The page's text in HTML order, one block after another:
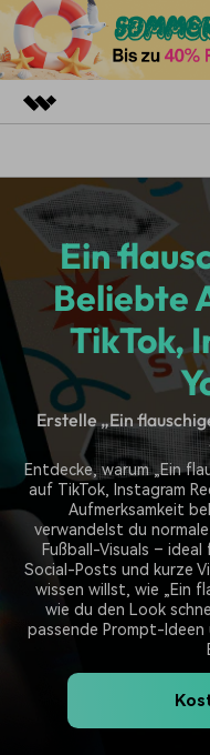
KI-gestützte digitale Kreativität
Dienstprogramme
Business
Überblick
Lösungen
Über uns
Presseraum
Shop
Support
Produkte
Plattformen
Funktionen
Assets
Video/Foto
Audio
Text
Lösungen
Soziale Medien
Marketing & Business
Lifestyle & Spaß
Trends
Ressourcen
Video-Prompts
Über 100 heiße Video-
Prompts – schnell ähnliche
Videos erstellen
Kickstart Bootcamp
Videobearbeitungs-
Fähigkeiten mit Filmora
Hilfe-Center
Erste Schritte
Kunden-Support
Über
Über Uns
Unsere Mission,
und Kunden
Kunden-Geschichten
KAUFEN
Suchen
Ein
Beliebte
TikTok,
Erstelle „Ein
Entdecke, warum „Ein
auf TikTok, Instagram
Aufmerksamkeit
verwandelst du
Fußball-Visuals –
Social-Posts und kurze
wissen willst, wie „Ein
wie du den Look
passende Prompt-